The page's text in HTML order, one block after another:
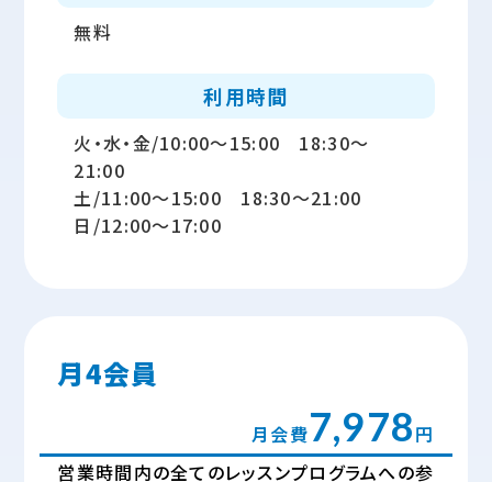
無料
利用時間
火・水・金/10:00～15:00 18:30～
21:00
土/11:00～15:00 18:30～21:00
日/12:00～17:00
月4会員
月会費7,978円
営業時間内の全てのレッスンプログラムへの参